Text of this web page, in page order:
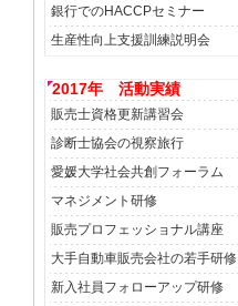
銀行でのHACCPセミナー
生産性向上支援訓練説明会
2017年 活動実績
販売士資格更新講習会
診断士協会の視察旅行
愛媛大学社会共創フォーラム
マネジメント研修
販売プロフェッショナル講座
大手自動車販売会社の若手研修
新入社員フォローアップ研修